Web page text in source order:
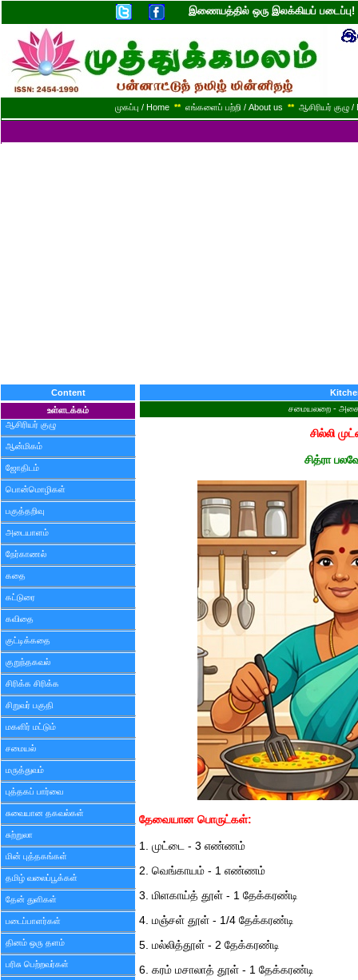
இணையத்தில் ஒரு இலக்கியப்
முகப்பு / Home ** எங்களைப் பற்றி / About us ** ஆசிரியர் குழு
Content
உள்ளடக்கம்
ஆசிரியர் குழு
ஆன்மிகம்
ஜோதிடம்
பொன்மொழிகள்
பகுத்தறிவு
அடையாளம்
நேர்காணல்
கதை
கட்டுரை
கவிதை
குட்டிக்கதை
குறுந்தகவல்
சிரிக்க சிரிக்க
சிறுவர் பகுதி
மகளிர் மட்டும்
சமையல்
மருத்துவம்
புத்தகப் பார்வை
சுவையான தகவல்கள்
சுற்றுலா
மின் புத்தகங்கள்
தமிழ் வலைப்பூக்கள்
தேன் துளிகள்
படைப்பாளர்கள்
தினம் ஒரு தளம்
பரிசு பெற்றவர்கள்
சமையலறை -
சில்லி
சித்ரா
தேவையான பொருட்கள்:
1. முட்டை - 3 எண்ணம்
2. வெங்காயம் - 1 எண்ணம்
3. மிளகாய்த் தூள் - 1 தேக்கரண்டி
4. மஞ்சள் தூள் - 1/4 தேக்கரண்டி
5. மல்லித்தூள் - 2 தேக்கரண்டி
6. கரம் மசாலாத் தூள் - 1 தேக்கரண்டி